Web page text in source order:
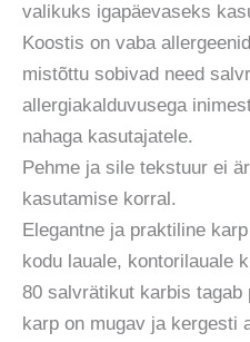
valikuks igapäevaseks
Koostis on vaba
mistõttu sobivad need
allergiakalduvusega
nahaga kasutajatele.
Pehme ja sile tekstuur ei
kasutamise korral.
Elegantne ja praktiline
kodu lauale, kontorilauale
80 salvrätikut karbis
karp on mugav ja kergesti